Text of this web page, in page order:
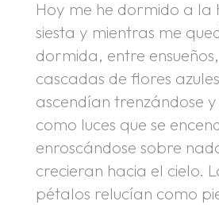
Hoy me he dormido a la
siesta y mientras me
dormida, entre
cascadas de flores
ascendían trenzándose
como luces que se
enroscándose sobre
crecieran hacia el cielo.
pétalos relucían como